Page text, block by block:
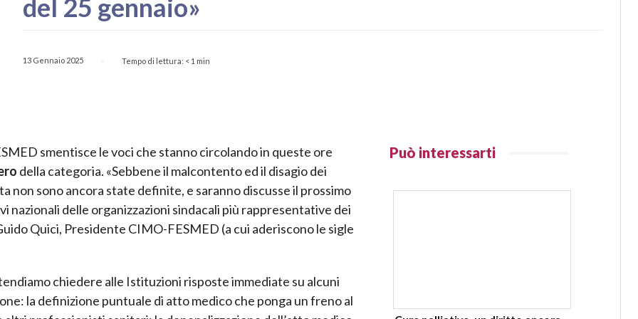
del 25 gennaio»
13 Gennaio 2025 - Tempo di lettura: < 1 min
smentisce le voci che stanno circolando in queste ore
della categoria. «Sebbene il malcontento ed il disagio dei
non sono ancora state definite, e saranno discusse il prossimo
nazionali delle organizzazioni sindacali più rappresentative dei
Quici, Presidente CIMO-FESMED (a cui aderiscono le sigle
chiedere alle Istituzioni risposte immediate su alcuni
la definizione puntuale di atto medico che ponga un freno al
Può interessarti